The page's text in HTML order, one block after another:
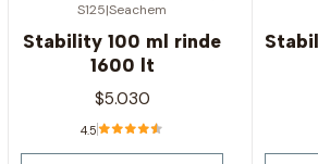
S125|Seachem
Stability 100 ml rinde
1600 lt
$5.030
4.5